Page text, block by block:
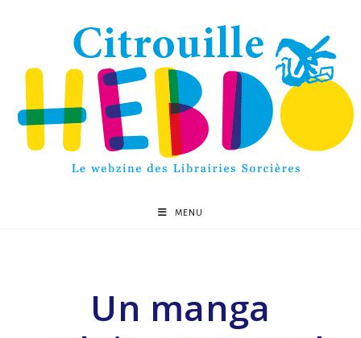
MENU
Un manga